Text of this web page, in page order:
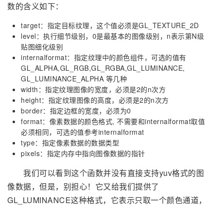
数的含义如下：
target：指定目标纹理，这个值必须是GL_TEXTURE_2D
level：执行细节级别，0是最基本的图像级别，n表示第N级
贴图细化级别
internalformat：指定纹理中的颜色组件，可选的值有
GL_ALPHA,GL_RGB,GL_RGBA,GL_LUMINANCE,
GL_LUMINANCE_ALPHA 等几种
width：指定纹理图像的宽度，必须是2的n次方
height：指定纹理图像的高度，必须是2的n次方
border：指定边框的宽度，必须为0
format：像素数据的颜色格式, 不需要和internalformat取值
必须相同，可选的值参考internalformat
type：指定像素数据的数据类型
pixels：指定内存中指向图像数据的指针
我们可以看到这个函数并没有直接支持yuv格式的图
像数据，但是，别担心！它又给我们提供了
GL_LUMINANCE这种格式，它表示只取一个颜色通道，